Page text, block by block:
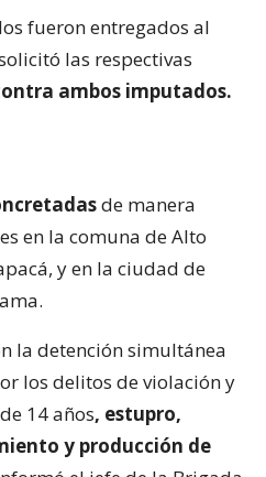
fueron entregados al
las respectivas
ambos imputados.
de manera
en la comuna de Alto
y en la ciudad de
la detención simultánea
los delitos de violación y
14 años, estupro,
y producción de